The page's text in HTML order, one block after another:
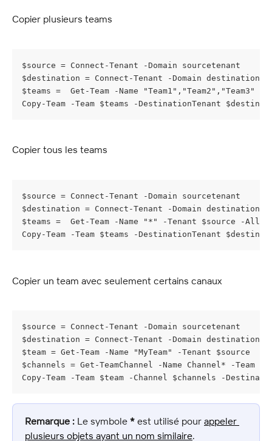
Copier plusieurs teams
$source = Connect-Tenant -Domain sourcetenant
$destination = Connect-Tenant -Domain
$teams =  Get-Team -Name "Team1","Team2","Team3"
Copy-Team -Team $teams -DestinationTenant
Copier tous les teams
$source = Connect-Tenant -Domain sourcetenant
$destination = Connect-Tenant -Domain
$teams =  Get-Team -Name "*" -Tenant $source -
Copy-Team -Team $teams -DestinationTenant
Copier un team avec seulement certains canaux
$source = Connect-Tenant -Domain sourcetenant
$destination = Connect-Tenant -Domain
$team = Get-Team -Name "MyTeam" -Tenant $source
$channels = Get-TeamChannel -Name Channel* -Team
Copy-Team -Team $team -Channel $channels -
Remarque : Le symbole * est utilisé pour appeler
plusieurs objets ayant un nom similaire.